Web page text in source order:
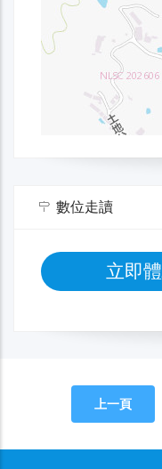
數位走讀
立即
上一頁